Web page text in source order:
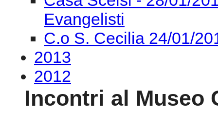
Evangelisti
C.o S. Cecilia 24/01/
2013
2012
Incontri al Museo